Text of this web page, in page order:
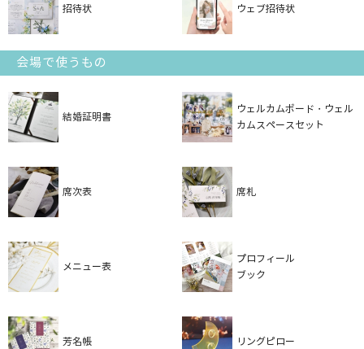
招待状 ウェブ招待状
会場で使うもの
結婚証明書
ウェルカムボード・ウェル
カムスペースセット
席次表 席札
メニュー表
プロフィール
ブック
芳名帳 リングピロー